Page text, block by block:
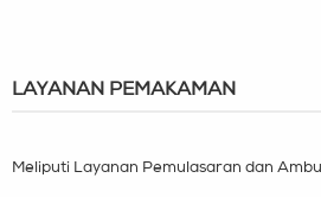
LAYANAN PEMAKAMAN
Meliputi Layanan Pemulasaran dan